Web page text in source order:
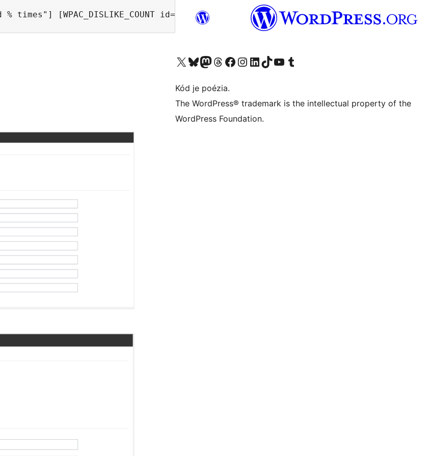
Navštívte náš účet na X (predtým Twitter)
Navštívte náš účet na platforme Bluesky
Navštívte náš účet na Mastodone
Navštívte náš účet na platforme Threads
Navštívte našu stránku na Facebooku
Navštívte náš účet Instagram
Navštívte náš účet LinkedIn
Navštívte náš účet na platforme TikTok
Navštívte náš kanál YouTube
Navštívte náš účet na platforme Tumblr
Kód je poézia.
The WordPress® trademark is the intellectual property of the
WordPress Foundation.